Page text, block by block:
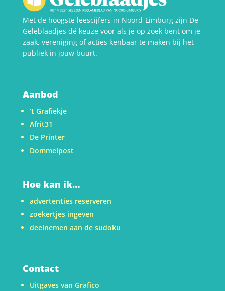
Met de hoogste leescijfers in Noord-Limburg zijn De
Geleblaadjes dé keuze voor als je op zoek bent om je
zaak, vereniging of acties kenbaar te maken bij het
publiek in jouw buurt.
Aanbod
’t Grafiekje
Afrit31
De Printer
Dommelpost
Hoe kan ik…
advertenties reserveren
zoekertjes ingeven
deelnemen aan de sudoku
Contact
Uitgaves van Grafico